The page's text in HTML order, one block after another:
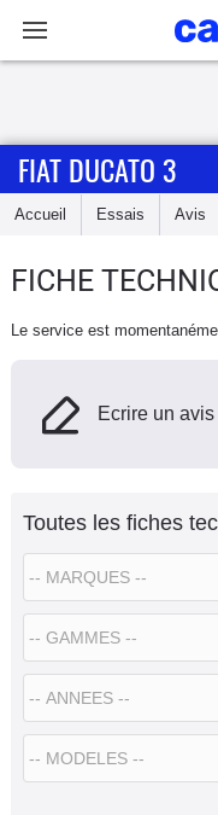
Accueil
Essais
Utilitaires
Flottes
Auto
Services
Forum
Moto
FIAT DUCATO 3
Accueil Essais Avis
FICHE
Le service est
Ecrire un
Toutes les fiches